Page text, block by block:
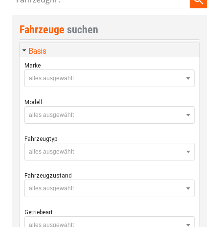
Fahrzeuge suchen
Basis
Marke
alles ausgewählt
Modell
alles ausgewählt
Fahrzeugtyp
alles ausgewählt
Fahrzeugzustand
alles ausgewählt
Getriebeart
alles ausgewählt